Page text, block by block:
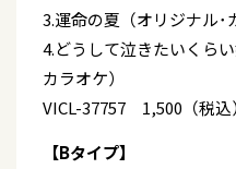
3.運命の夏（オリジナル･
4.どうして泣きたいくら
カラオケ）
VICL-37757 1,500（税込）
【Bタイプ】